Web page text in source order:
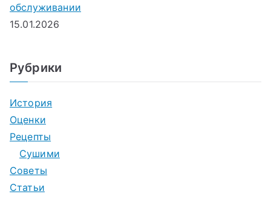
обслуживании
15.01.2026
Рубрики
История
Оценки
Рецепты
Сушими
Советы
Статьи